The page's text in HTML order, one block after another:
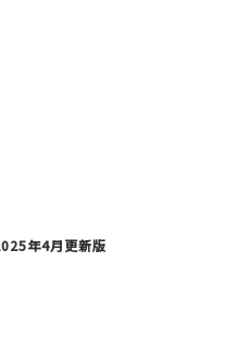
年4月更新版